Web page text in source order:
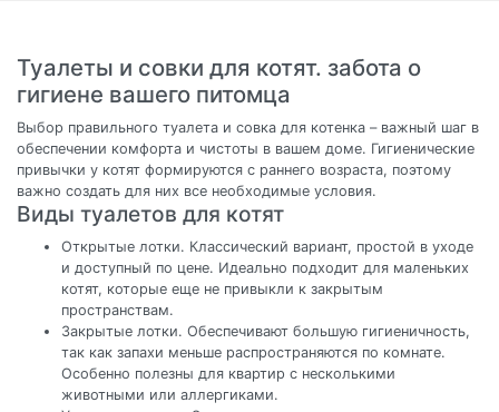
Туалеты и совки для котят. забота о
гигиене вашего питомца
Выбор правильного туалета и совка для котенка – важный шаг в
обеспечении комфорта и чистоты в вашем доме. Гигиенические
привычки у котят формируются с раннего возраста, поэтому
важно создать для них все необходимые условия.
Виды туалетов для котят
Открытые лотки. Классический вариант, простой в уходе
и доступный по цене. Идеально подходит для маленьких
котят, которые еще не привыкли к закрытым
пространствам.
Закрытые лотки. Обеспечивают большую гигиеничность,
так как запахи меньше распространяются по комнате.
Особенно полезны для квартир с несколькими
животными или аллергиками.